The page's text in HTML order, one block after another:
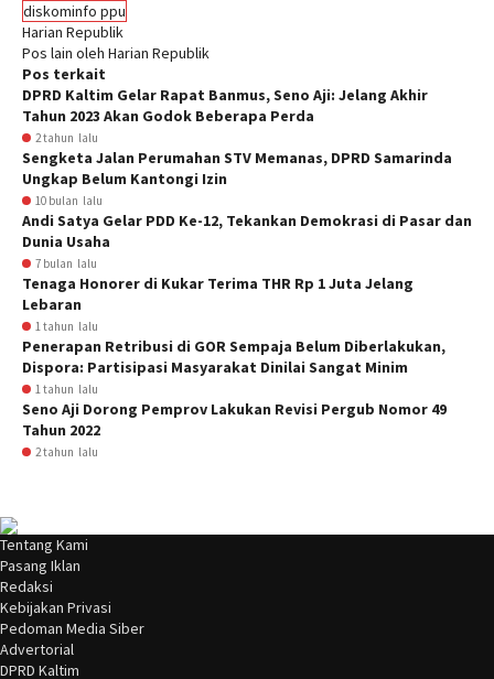
diskominfo ppu
Harian Republik
Pos lain oleh Harian Republik
Pos terkait
DPRD Kaltim Gelar Rapat Banmus, Seno Aji: Jelang Akhir
Tahun 2023 Akan Godok Beberapa Perda
2 tahun lalu
Sengketa Jalan Perumahan STV Memanas, DPRD Samarinda
Ungkap Belum Kantongi Izin
10 bulan lalu
Andi Satya Gelar PDD Ke-12, Tekankan Demokrasi di Pasar dan
Dunia Usaha
7 bulan lalu
Tenaga Honorer di Kukar Terima THR Rp 1 Juta Jelang
Lebaran
1 tahun lalu
Penerapan Retribusi di GOR Sempaja Belum Diberlakukan,
Dispora: Partisipasi Masyarakat Dinilai Sangat Minim
1 tahun lalu
Seno Aji Dorong Pemprov Lakukan Revisi Pergub Nomor 49
Tahun 2022
2 tahun lalu
Tentang Kami
Pasang Iklan
Redaksi
Kebijakan Privasi
Pedoman Media Siber
Advertorial
DPRD Kaltim